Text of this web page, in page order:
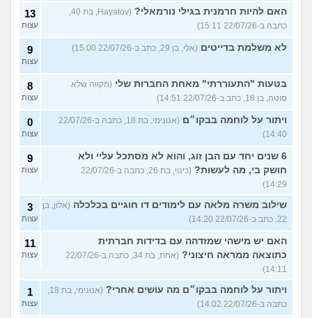
האם להיות חרמנית בגילי נורמאלי?
כתבה ב-22/07/26 15:11)
13
עצות
לא משלמת בדייטים (אלי, בן 29, כתב ב-22/07/26 15:00) 9
עצות
בטעות "התעוררתי" מאחת החברות שלי (מקווה שלא
סוטה, בן 18, כתב ב-22/07/26 14:51)
8
עצות
ויתור על לוחמה בבקו״ם
(אנונימי, בת 18, כתבה ב-22/07/26
14:40)
0
עצות
6 שנים יחד עם הבן זוג, והוא לא מסתכל עליי ולא
חושק בי, מה לעשות?
(כינוי, בת 26, כתבה ב-22/07/26
14:29)
9
עצות
שילוב משרה מלאה עם לימודים דו חוגיים בכלכלה (אלון, בן
22, כתב ב-22/07/26 14:20)
3
עצות
האם יש מישהי שמזדהה עם בדידות חברתית
כתוצאה ממראה חיצוני?
(אחת, בת 34, כתבה ב-22/07/26
14:11)
11
עצות
ויתור על לוחמה בבקו״ם מה עושים אחרי?
כתבה ב-22/07/26 14:02)
1
עצות